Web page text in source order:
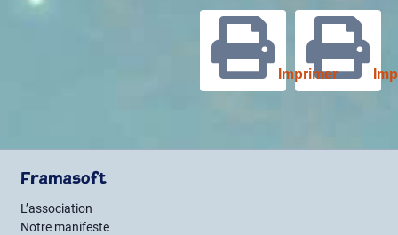
Imprimer
Framasoft
L’association
Notre manifeste